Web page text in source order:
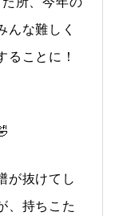
んな難しく
ことに！
が抜けてし
、持ちこた